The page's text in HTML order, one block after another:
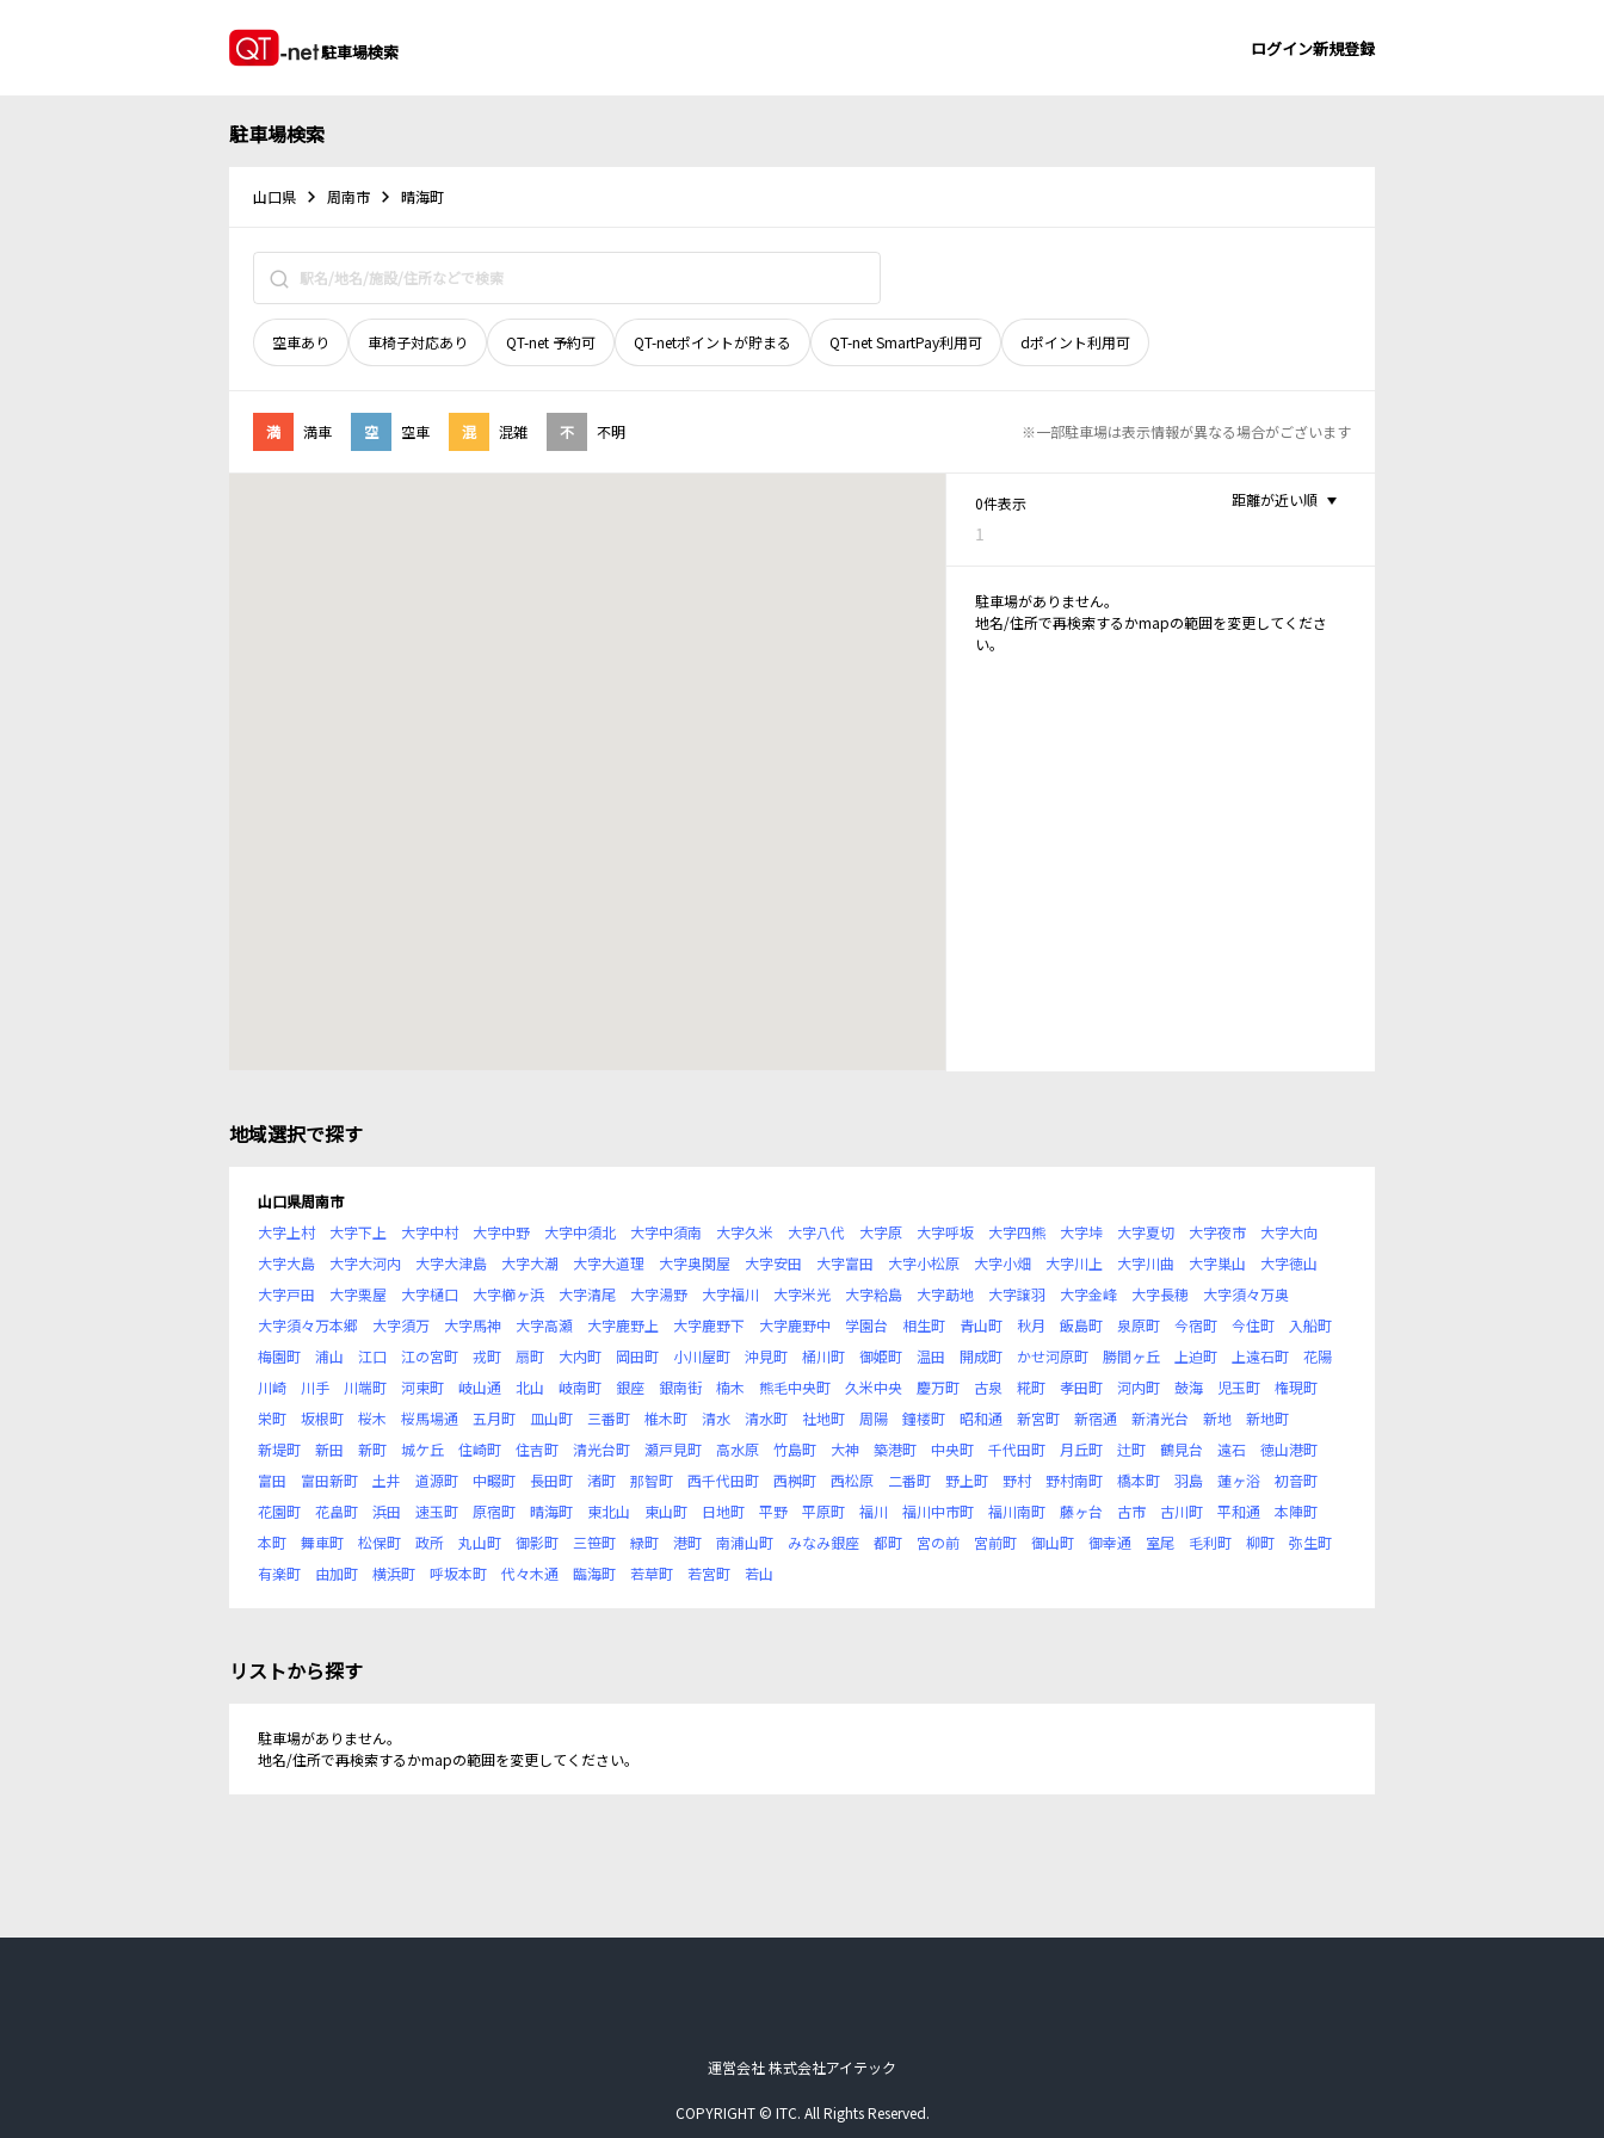
駐車場検索 ログイン新規登録
駐車場検索
山口県 周南市 晴海町
空車あり 車椅子対応あり QT-net 予約可 QT-netポイントが貯まる QT-net SmartPay利用可 dポイント利用可
満 満車 空 空車 混 混雑 不 不明 ※一部駐車場は表示情報が異なる場合がございます
0件表示
1
距離が近い順
駐車場がありません。
地名/住所で再検索するかmapの範囲を変更してくださ
い。
地域選択で探す
山口県周南市
大字上村
大字下上 大字中村 大字中野 大字中須北 大字中須南 大字久米 大字八代 大字原 大字呼坂 大字四熊 大字垰 大字夏切 大字夜市
大字大向
大字大島
大字大河内 大字大津島 大字大潮 大字大道理 大字奥関屋 大字安田 大字富田 大字小松原 大字小畑 大字川上 大字川曲 大字巣山
大字徳山
大字戸田
大字栗屋 大字樋口 大字櫛ヶ浜 大字清尾 大字湯野 大字福川 大字米光 大字粭島 大字莇地 大字譲羽 大字金峰 大字長穂
大字須々万奥
大字須々万本郷
大字須万 大字馬神 大字高瀬 大字鹿野上 大字鹿野下 大字鹿野中 学園台 相生町 青山町 秋月 飯島町 泉原町 今宿町 今住町
入船町
梅園町
浦山 江口 江の宮町 戎町 扇町 大内町 岡田町 小川屋町 沖見町 桶川町 御姫町 温田 開成町 かせ河原町 勝間ヶ丘 上迫町 上遠石町
花陽
川崎
川手 川端町 河東町 岐山通 北山 岐南町 銀座 銀南街 楠木 熊毛中央町 久米中央 慶万町 古泉 糀町 孝田町 河内町 鼓海 児玉町
権現町
栄町
坂根町 桜木 桜馬場通 五月町 皿山町 三番町 椎木町 清水 清水町 社地町 周陽 鐘楼町 昭和通 新宮町 新宿通 新清光台 新地
新地町
新堤町
新田 新町 城ケ丘 住崎町 住吉町 清光台町 瀬戸見町 高水原 竹島町 大神 築港町 中央町 千代田町 月丘町 辻町 鶴見台 遠石
徳山港町
富田
富田新町 土井 道源町 中畷町 長田町 渚町 那智町 西千代田町 西桝町 西松原 二番町 野上町 野村 野村南町 橋本町 羽島 蓮ヶ浴
初音町
花園町
花畠町 浜田 速玉町 原宿町 晴海町 東北山 東山町 日地町 平野 平原町 福川 福川中市町 福川南町 藤ヶ台 古市 古川町 平和通
本陣町
本町
舞車町 松保町 政所 丸山町 御影町 三笹町 緑町 港町 南浦山町 みなみ銀座 都町 宮の前 宮前町 御山町 御幸通 室尾 毛利町 柳町
弥生町
有楽町
由加町 横浜町 呼坂本町 代々木通 臨海町 若草町 若宮町 若山
リストから探す
駐車場がありません。
地名/住所で再検索するかmapの範囲を変更してください。
運営会社 株式会社アイテック
COPYRIGHT © ITC. All Rights Reserved.